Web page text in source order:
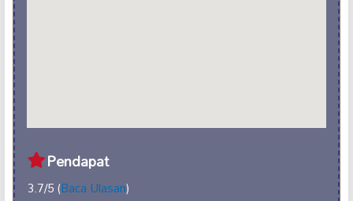
Pendapat
3.7/5 (Baca Ulasan)